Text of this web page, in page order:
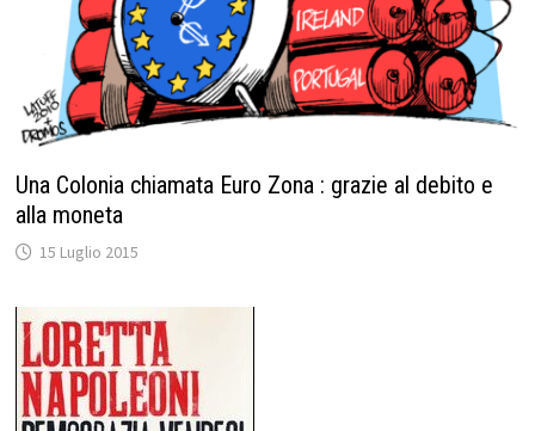
Una Colonia chiamata Euro Zona : grazie al debito e
alla moneta
15 Luglio 2015